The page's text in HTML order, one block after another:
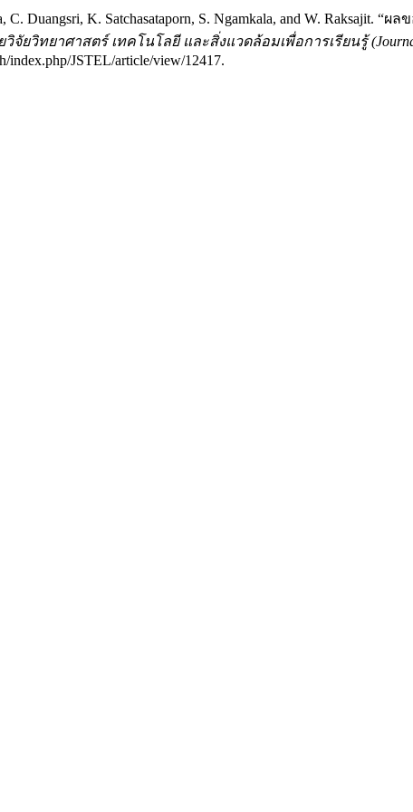
C. Duangsri, K. Satchasataporn, S. Ngamkala, and W.
จัยวิทยาศาสตร์ เทคโนโลยี และสิ่งแวดล้อมเพื่อการเรียนรู้ (Journal
index.php/JSTEL/article/view/12417.